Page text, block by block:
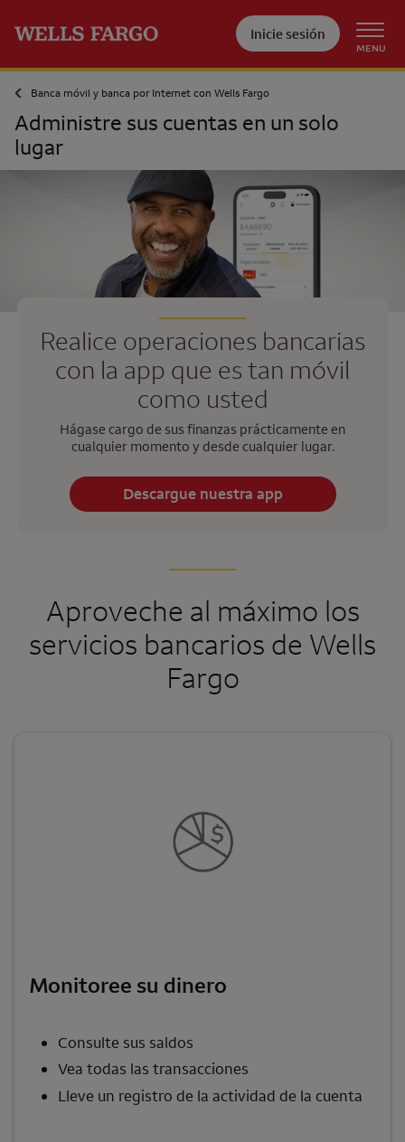
Inicie sesión
MENU
Banca móvil y banca por Internet con Wells Fargo
Administre sus cuentas en un solo
lugar
Realice operaciones bancarias
con la app que es tan móvil
como usted
Hágase cargo de sus finanzas prácticamente en
cualquier momento y desde cualquier lugar.
Descargue nuestra app
Aproveche al máximo los
servicios bancarios de Wells
Fargo
Monitoree su dinero
Consulte sus saldos
Vea todas las transacciones
Lleve un registro de la actividad de la cuenta